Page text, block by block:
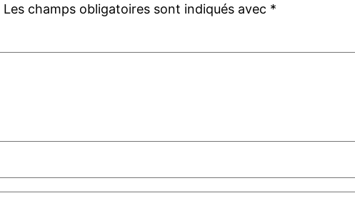
Les champs obligatoires sont indiqués avec *